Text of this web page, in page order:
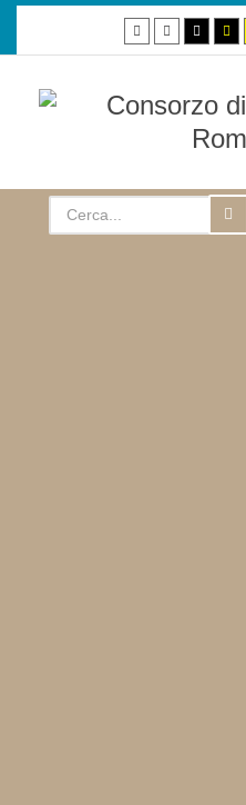
Default
mode
Night
mode
High
contrast
black/